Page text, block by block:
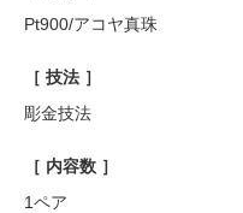
Pt900/アコヤ真珠
［ 技法 ］
彫金技法
［ 内容数 ］
1ペア